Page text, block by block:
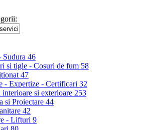
Sudura 46
si tigle - Cosuri de fum 58
47
- Expertize - Certificari 32
si exterioare 253
si Proiectare 44
42
- Lifturi 9